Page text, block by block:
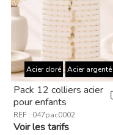
Acier doré Acier argenté
Pack 12 colliers acier
pour enfants
REF : 047pac0002
Voir les tarifs